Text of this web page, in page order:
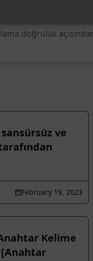
doğruluk
ve
February 19, 2023
Kelime